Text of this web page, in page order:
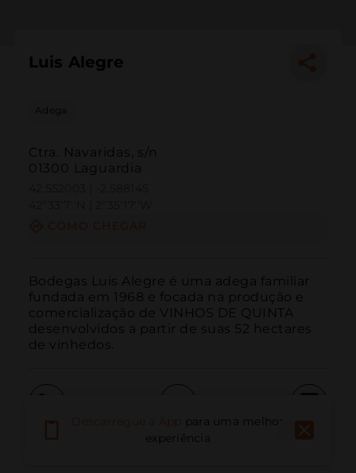
Luis Alegre
Adega
Ctra. Navaridas, s/n
01300 Laguardia
Bodegas Luis Alegre é uma adega familiar
fundada em 1968 e focada na produção e
comercialização de VINHOS DE QUINTA
desenvolvidos a partir de suas 52 hectares
de vinhedos.
E-mail
para uma melhor
experiência